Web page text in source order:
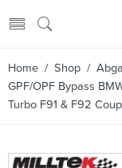
Home / Shop /
GPF/OPF Bypass
Turbo F91 & F92